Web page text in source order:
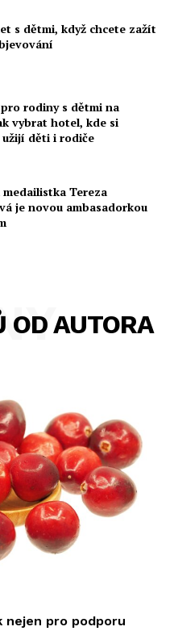
s dětmi, když chcete zažít
rodiny s dětmi na
vybrat hotel, kde si
děti i rodiče
medailistka Tereza
je novou ambasadorkou
OD AUTORA
pro podporu